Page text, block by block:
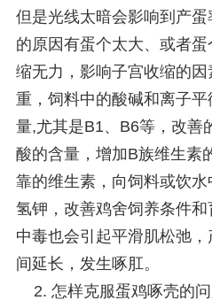
但是光线太暗会影响到产
的原因有蛋个太大、或者
缩无力，影响子宫收缩的
重，饲料中的酸碱和离子
量,尤其是B1、B6等，改善
酸的含量，增加B族维生素
靠的维生素，向饲料或饮
氢钾，改善鸡舍饲养条件
中毒也会引起平滑肌松弛
间延长，发生啄肛。
2. 怎样克服蛋鸡啄壳的